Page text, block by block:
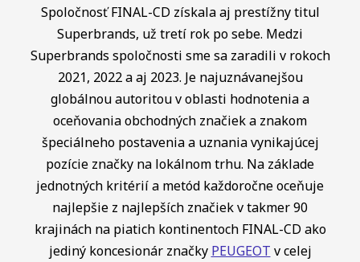
Spoločnosť FINAL-CD získala aj prestížny titul
Superbrands, už tretí rok po sebe. Medzi
Superbrands spoločnosti sme sa zaradili v rokoch
2021, 2022 a aj 2023. Je najuznávanejšou
globálnou autoritou v oblasti hodnotenia a
oceňovania obchodných značiek a znakom
špeciálneho postavenia a uznania vynikajúcej
pozície značky na lokálnom trhu. Na základe
jednotných kritérií a metód každoročne oceňuje
najlepšie z najlepších značiek v takmer 90
krajinách na piatich kontinentoch FINAL-CD ako
jediný koncesionár značky PEUGEOT v celej